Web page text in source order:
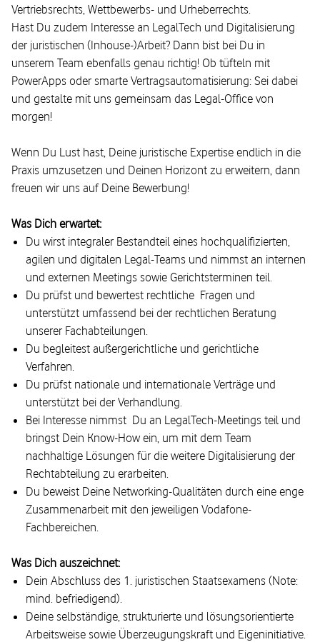
Vertriebsrechts, Wettbewerbs- und Urheberrechts.
Hast Du zudem Interesse an LegalTech und Digitalisierung
der juristischen (Inhouse-)Arbeit? Dann bist bei Du in
unserem Team ebenfalls genau richtig! Ob tüfteln mit
PowerApps oder smarte Vertragsautomatisierung: Sei dabei
und gestalte mit uns gemeinsam das Legal-Office von
morgen!
Wenn Du Lust hast, Deine juristische Expertise endlich in die
Praxis umzusetzen und Deinen Horizont zu erweitern, dann
freuen wir uns auf Deine Bewerbung!
Was Dich erwartet:
Du wirst integraler Bestandteil eines hochqualifizierten,
agilen und digitalen Legal-Teams und nimmst an internen
und externen Meetings sowie Gerichtsterminen teil.
Du prüfst und bewertest rechtliche Fragen und
unterstützt umfassend bei der rechtlichen Beratung
unserer Fachabteilungen.
Du begleitest außergerichtliche und gerichtliche
Verfahren.
Du prüfst nationale und internationale Verträge und
unterstützt bei der Verhandlung.
Bei Interesse nimmst Du an LegalTech-Meetings teil und
bringst Dein Know-How ein, um mit dem Team
nachhaltige Lösungen für die weitere Digitalisierung der
Rechtabteilung zu erarbeiten.
Du beweist Deine Networking-Qualitäten durch eine enge
Zusammenarbeit mit den jeweiligen Vodafone-
Fachbereichen.
Was Dich auszeichnet:
Dein Abschluss des 1. juristischen Staatsexamens (Note:
mind. befriedigend).
Deine selbständige, strukturierte und lösungsorientierte
Arbeitsweise sowie Überzeugungskraft und Eigeninitiative.